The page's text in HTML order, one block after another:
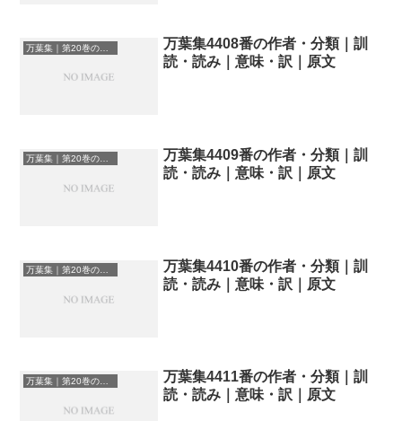
万葉集｜第20巻の和歌一覧
万葉集4408番の作者・分類｜訓
読・読み｜意味・訳｜原文
万葉集｜第20巻の和歌一覧
万葉集4409番の作者・分類｜訓
読・読み｜意味・訳｜原文
万葉集｜第20巻の和歌一覧
万葉集4410番の作者・分類｜訓
読・読み｜意味・訳｜原文
万葉集｜第20巻の和歌一覧
万葉集4411番の作者・分類｜訓
読・読み｜意味・訳｜原文